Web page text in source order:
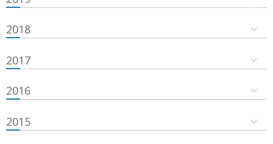
2018
2017
2016
2015